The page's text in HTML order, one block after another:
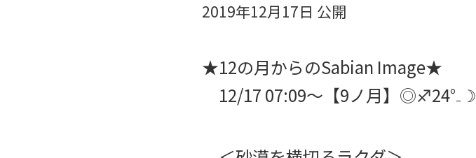
2019年12月17日 公開
★12の月からのSabian Image★
12/17 07:09～【9ノ月】◎♐24°₋☽